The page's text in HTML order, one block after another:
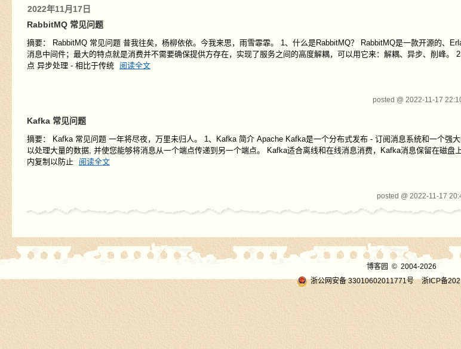
2022年11月17日
RabbitMQ 常见问题
摘要：
RabbitMQ 常见问题 昔我往矣，杨柳依依。今我来思，雨雪霏霏。 1、什么是RabbitMQ？ RabbitMQ是一款开源的、
消息中间件；最大的特点就是消费并不需要确保提供方存在，实现了服务之间的高度解耦，可以用它来：解耦、异步、削峰。
点 异步处理 - 相比于传统
阅读全文
posted @ 2022-11-17
Kafka 常见问题
摘要：
Kafka 常见问题 一年将尽夜，万里未归人。 1、Kafka 简介 Apache Kafka是一个分布式发布 - 订阅消息系统和一个强
以处理大量的数据, 并使您能够将消息从一个端点传递到另一个端点。 Kafka适合离线和在线消息消费，Kafka消息保留在磁盘
内复制以防止
阅读全文
posted @ 2022-11-17
博客园 © 2004-2026
浙公网安备 33010602011771号
浙ICP备